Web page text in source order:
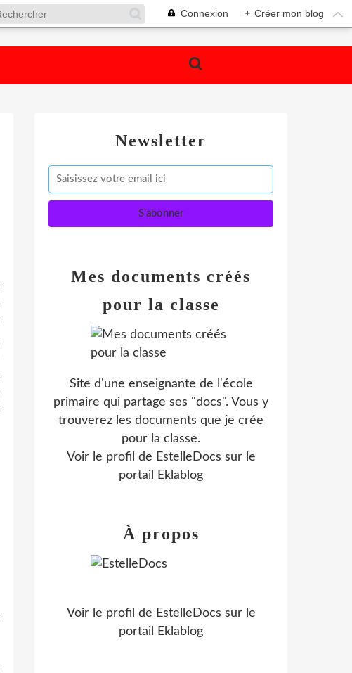
Connexion + Créer mon blog
Newsletter
Mes documents créés
pour la classe
Site d'une enseignante de l'école
primaire qui partage ses "docs". Vous y
trouverez les documents que je crée
pour la classe.
Voir le profil de EstelleDocs sur le
portail Eklablog
À propos
Voir le profil de EstelleDocs sur le
portail Eklablog